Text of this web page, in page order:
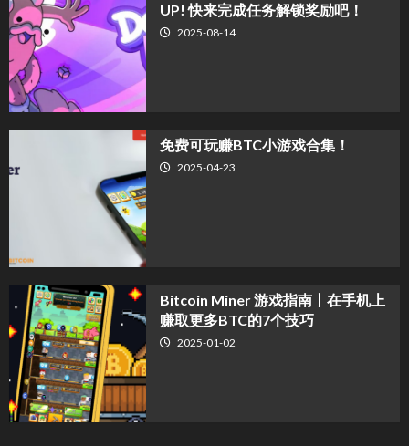
UP! 快来完成任务解锁奖励吧！
2025-08-14
免费可玩赚BTC小游戏合集！
2025-04-23
Bitcoin Miner 游戏指南丨在手机上
赚取更多BTC的7个技巧
2025-01-02